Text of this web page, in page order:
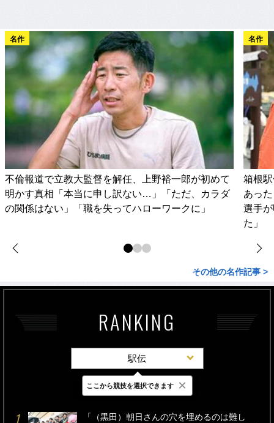
名作
不倫報道で立教大監督を解任、上野裕一郎が初めて
明かす真相「本当に申し訳ない…」「ただ、カラダ
の関係はない」「職を失ってハローワークに」
名作
箱根
あっ
選手
た」
その他の名作記事 >
RANKING
駅伝
最新 24時間 週間
「（黒田）朝日さんの穴を埋めるのは難し
ここから競技を選択できます ×